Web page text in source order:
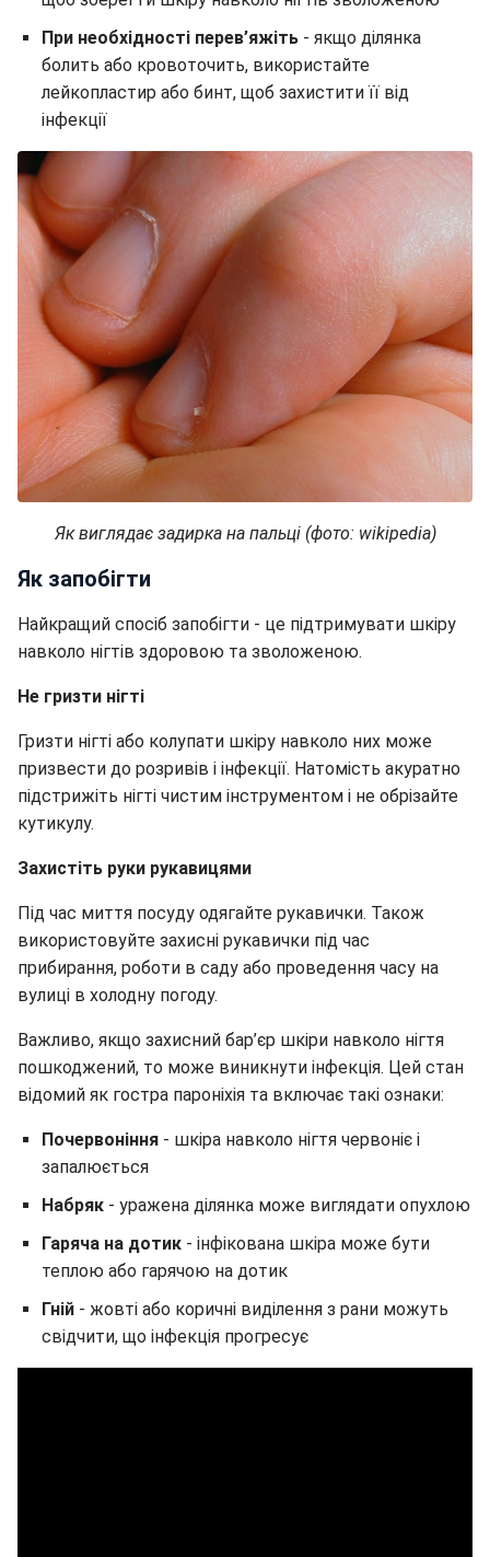
При необхідності перев’яжіть - якщо ділянка
болить або кровоточить, використайте
лейкопластир або бинт, щоб захистити її від
інфекції
Як виглядає задирка на пальці (фото: wikipedia)
Як запобігти
Найкращий спосіб запобігти - це підтримувати шкіру
навколо нігтів здоровою та зволоженою.
Не гризти нігті
Гризти нігті або колупати шкіру навколо них може
призвести до розривів і інфекції. Натомість акуратно
підстрижіть нігті чистим інструментом і не обрізайте
кутикулу.
Захистіть руки рукавицями
Під час миття посуду одягайте рукавички. Також
використовуйте захисні рукавички під час
прибирання, роботи в саду або проведення часу на
вулиці в холодну погоду.
Важливо, якщо захисний бар’єр шкіри навколо нігтя
пошкоджений, то може виникнути інфекція. Цей стан
відомий як гостра пароніхія та включає такі ознаки:
Почервоніння - шкіра навколо нігтя червоніє і
запалюється
Набряк - уражена ділянка може виглядати опухлою
Гаряча на дотик - інфікована шкіра може бути
теплою або гарячою на дотик
Гній - жовті або коричні виділення з рани можуть
свідчити, що інфекція прогресує